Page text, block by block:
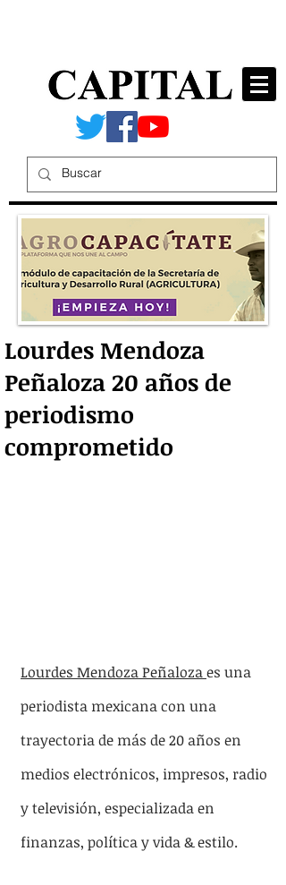
Lourdes Mendoza
Peñaloza 20 años de
periodismo
comprometido
Lourdes Mendoza Peñaloza es una
periodista mexicana con una
trayectoria de más de 20 años en
medios electrónicos, impresos, radio
y televisión, especializada en
finanzas, política y vida & estilo.